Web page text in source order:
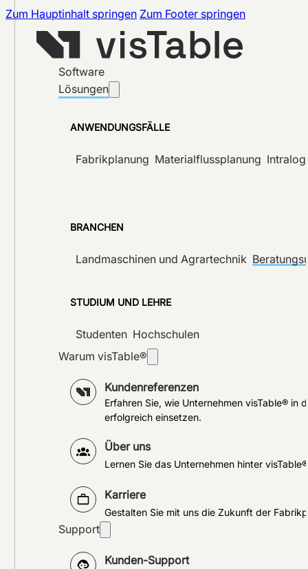
Zum Hauptinhalt springen Zum Footer springen
Software
Lösungen
ANWENDUNGSFÄLLE
Fabrikplanung Materialflussplanung
BRANCHEN
Landmaschinen und Agrartechnik
STUDIUM UND LEHRE
Studenten Hochschulen
Warum visTable®
Kundenreferenzen
Erfahren Sie, wie Unternehmen visTable® in
erfolgreich einsetzen.
Über uns
Lernen Sie das Unternehmen hinter
Karriere
Gestalten Sie mit uns die Zukunft der
Support
Kunden-Support